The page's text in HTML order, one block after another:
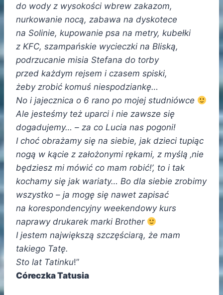
do wody z wysokości wbrew zakazom,
nurkowanie nocą, zabawa na dyskotece
na Solinie, kupowanie psa na metry, kubełki
z KFC, szampańskie wycieczki na Bliską,
podrzucanie misia Stefana do torby
przed każdym rejsem i czasem spiski,
żeby zrobić komuś niespodziankę…
No i jajecznica o 6 rano po mojej studniówce
Ale jesteśmy też uparci i nie zawsze się
dogadujemy… – za co Lucia nas pogoni!
I choć obrażamy się na siebie, jak dzieci tupiąc
nogą w kącie z założonymi rękami, z myślą ‚nie
będziesz mi mówić co mam robić!’, to i tak
kochamy się jak wariaty… Bo dla siebie zrobimy
wszystko – ja mogę się nawet zapisać
na korespondencyjny weekendowy kurs
naprawy drukarek marki Brother
I jestem największą szczęściarą, że mam
takiego Tatę.
Sto lat Tatinku!”
Córeczka Tatusia